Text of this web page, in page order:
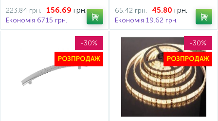
156.69 грн.
223.84 грн.
Економія 67.15 грн.
45.80 грн.
65.42 грн.
Економія 19.62 грн.
-30%
РОЗПРОДАЖ
-30%
РОЗПРОДАЖ